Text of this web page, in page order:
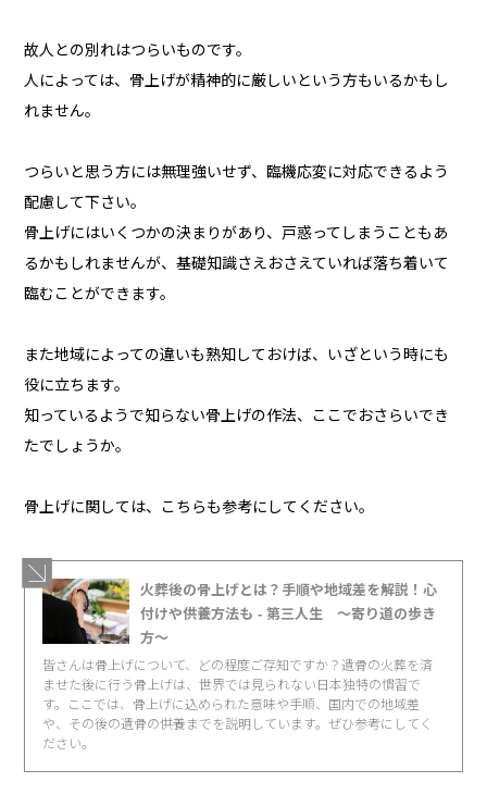
故人との別れはつらいものです。
人によっては、骨上げが精神的に厳しいという方もいるかもし
れません。
つらいと思う方には無理強いせず、臨機応変に対応できるよう
配慮して下さい。
骨上げにはいくつかの決まりがあり、戸惑ってしまうこともあ
るかもしれませんが、基礎知識さえおさえていれば落ち着いて
臨むことができます。
また地域によっての違いも熟知しておけば、いざという時にも
役に立ちます。
知っているようで知らない骨上げの作法、ここでおさらいでき
たでしょうか。
骨上げに関しては、こちらも参考にしてください。
火葬後の骨上げとは？手順や地域差を解説！心
付けや供養方法も - 第三人生 〜寄り道の歩き
方〜
皆さんは骨上げについて、どの程度ご存知ですか？遺骨の火葬を済
ませた後に行う骨上げは、世界では見られない日本独特の慣習で
す。ここでは、骨上げに込められた意味や手順、国内での地域差
や、その後の遺骨の供養までを説明しています。ぜひ参考にしてく
ださい。